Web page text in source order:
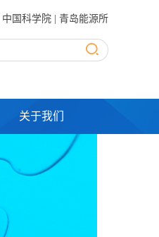
中国科学院 青岛能源所
关于我们